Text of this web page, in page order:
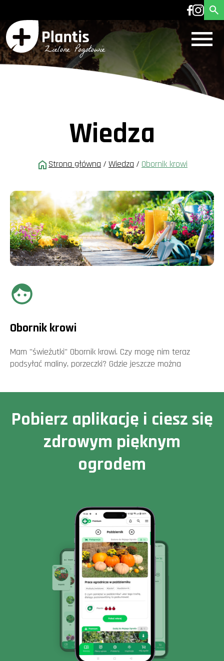
Wiedza
Strona główna / Wiedza / Obornik krowi
Obornik krowi
Mam "świeżutki" Obornik krowi. Czy mogę nim teraz
podsyłać maliny, porzeczki? Gdzie jeszcze można
Pobierz aplikację i ciesz się
zdrowym pięknym
ogrodem